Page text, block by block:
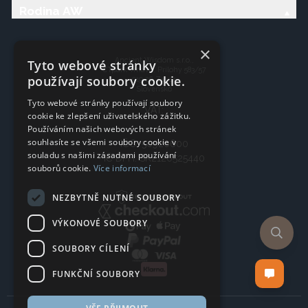
Ancient Wisdom s.r.o.,
CTpark Trnava, Prílohy 583/57
919 26 Zavar
Slovensko
IČO: 50920600
IČ DPH: SK2120525440
×
Tyto webové stránky
používají soubory cookie.
Tyto webové stránky používají soubory
cookie ke zlepšení uživatelského zážitku.
Používáním našich webových stránek
souhlasíte se všemi soubory cookie v
souladu s našimi zásadami používání
souborů cookie. Více informací
NEZBYTNĚ NUTNÉ SOUBORY
VÝKONOVÉ SOUBORY
SOUBORY CÍLENÍ
FUNKČNÍ SOUBORY